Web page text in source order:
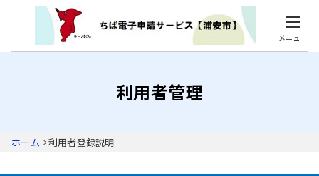
メニュー
利用者管理
ホーム 利用者登録説明